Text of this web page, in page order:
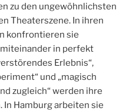
zu den ungewöhnlichsten
Theaterszene. In ihren
konfrontieren sie
in perfekt
Erlebnis“,
und „magisch
zugleich“ werden ihre
Hamburg arbeiten sie